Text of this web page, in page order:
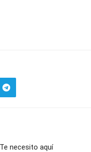
necesito aquí